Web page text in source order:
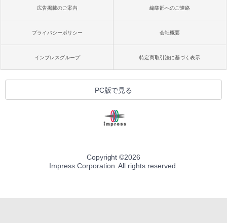
広告掲載のご案内 編集部へのご連絡
プライバシーポリシー 会社概要
インプレスグループ 特定商取引法に基づく表示
PC版で見る
Copyright ©2026
Impress Corporation. All rights reserved.